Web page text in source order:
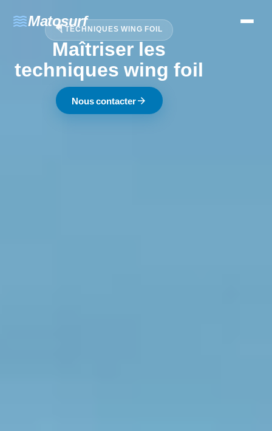
wavesMatosurf
🪂 TECHNIQUES WING FOIL
Maîtriser les
techniques wing foil
Nous contacterarrow_forward